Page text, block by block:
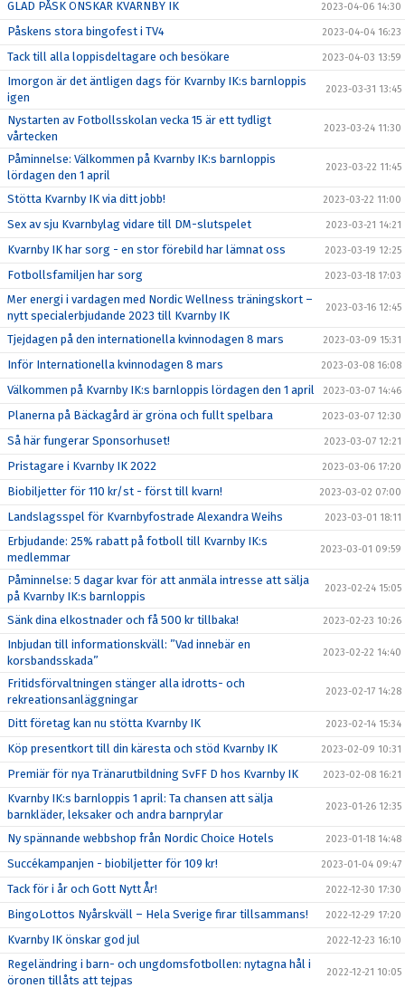
GLAD PÅSK ÖNSKAR KVARNBY IK 2023-04-06 14:30
Påskens stora bingofest i TV4 2023-04-04 16:23
Tack till alla loppisdeltagare och besökare 2023-04-03 13:59
Imorgon är det äntligen dags för Kvarnby IK:s barnloppis
igen
2023-03-31 13:45
Nystarten av Fotbollsskolan vecka 15 är ett tydligt
vårtecken
2023-03-24 11:30
Påminnelse: Välkommen på Kvarnby IK:s barnloppis
lördagen den 1 april
2023-03-22 11:45
Stötta Kvarnby IK via ditt jobb! 2023-03-22 11:00
Sex av sju Kvarnbylag vidare till DM-slutspelet 2023-03-21 14:21
Kvarnby IK har sorg - en stor förebild har lämnat oss 2023-03-19 12:25
Fotbollsfamiljen har sorg 2023-03-18 17:03
Mer energi i vardagen med Nordic Wellness träningskort –
nytt specialerbjudande 2023 till Kvarnby IK
2023-03-16 12:45
Tjejdagen på den internationella kvinnodagen 8 mars 2023-03-09 15:31
Inför Internationella kvinnodagen 8 mars 2023-03-08 16:08
Välkommen på Kvarnby IK:s barnloppis lördagen den 1 april 2023-03-07 14:46
Planerna på Bäckagård är gröna och fullt spelbara 2023-03-07 12:30
Så här fungerar Sponsorhuset! 2023-03-07 12:21
Pristagare i Kvarnby IK 2022 2023-03-06 17:20
Biobiljetter för 110 kr/st - först till kvarn! 2023-03-02 07:00
Landslagsspel för Kvarnbyfostrade Alexandra Weihs 2023-03-01 18:11
Erbjudande: 25% rabatt på fotboll till Kvarnby IK:s
medlemmar
2023-03-01 09:59
Påminnelse: 5 dagar kvar för att anmäla intresse att sälja
på Kvarnby IK:s barnloppis
2023-02-24 15:05
Sänk dina elkostnader och få 500 kr tillbaka! 2023-02-23 10:26
Inbjudan till informationskväll: ”Vad innebär en
korsbandsskada”
2023-02-22 14:40
Fritidsförvaltningen stänger alla idrotts- och
rekreationsanläggningar
2023-02-17 14:28
Ditt företag kan nu stötta Kvarnby IK 2023-02-14 15:34
Köp presentkort till din käresta och stöd Kvarnby IK 2023-02-09 10:31
Premiär för nya Tränarutbildning SvFF D hos Kvarnby IK 2023-02-08 16:21
Kvarnby IK:s barnloppis 1 april: Ta chansen att sälja
barnkläder, leksaker och andra barnprylar
2023-01-26 12:35
Ny spännande webbshop från Nordic Choice Hotels 2023-01-18 14:48
Succékampanjen - biobiljetter för 109 kr! 2023-01-04 09:47
Tack för i år och Gott Nytt År! 2022-12-30 17:30
BingoLottos Nyårskväll – Hela Sverige firar tillsammans! 2022-12-29 17:20
Kvarnby IK önskar god jul 2022-12-23 16:10
Regeländring i barn- och ungdomsfotbollen: nytagna hål i
öronen tillåts att tejpas
2022-12-21 10:05